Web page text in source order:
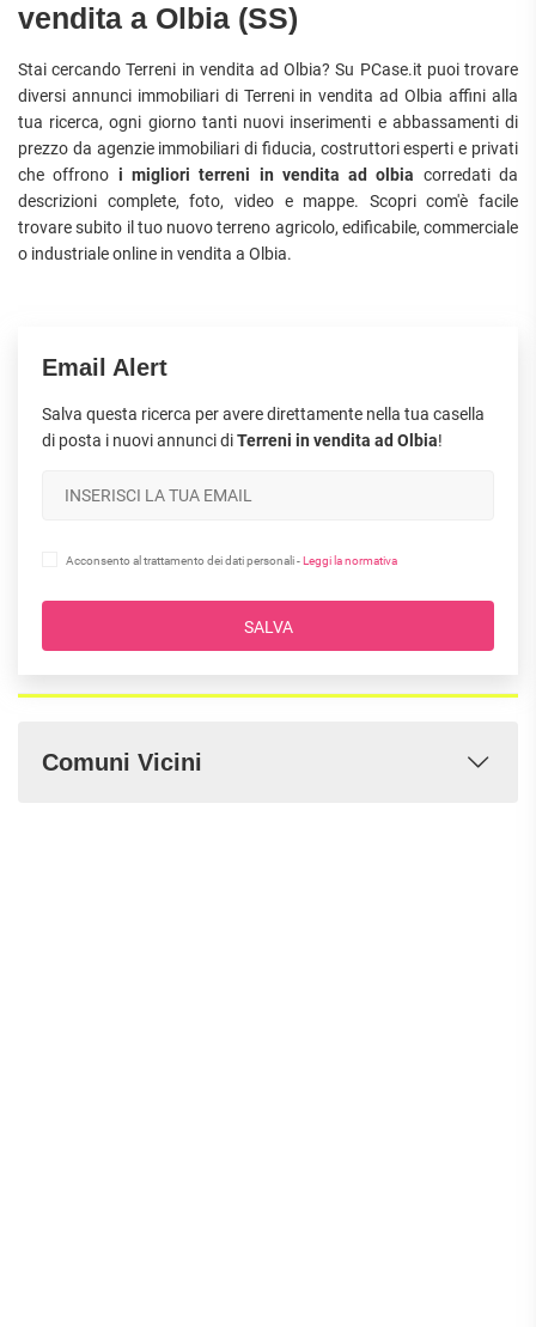
vendita a Olbia (SS)
Stai cercando Terreni in vendita ad Olbia? Su PCase.it puoi trovare
diversi annunci immobiliari di Terreni in vendita ad Olbia affini alla
tua ricerca, ogni giorno tanti nuovi inserimenti e abbassamenti di
prezzo da agenzie immobiliari di fiducia, costruttori esperti e privati
che offrono i migliori terreni in vendita ad olbia corredati da
descrizioni complete, foto, video e mappe. Scopri com'è facile
trovare subito il tuo nuovo terreno agricolo, edificabile, commerciale
o industriale online in vendita a Olbia.
Email Alert
Salva questa ricerca per avere direttamente nella tua casella
di posta i nuovi annunci diTerreni in vendita ad Olbia!
Acconsento al trattamento dei dati personali -Leggi la normativa
SALVA
Comuni Vicini